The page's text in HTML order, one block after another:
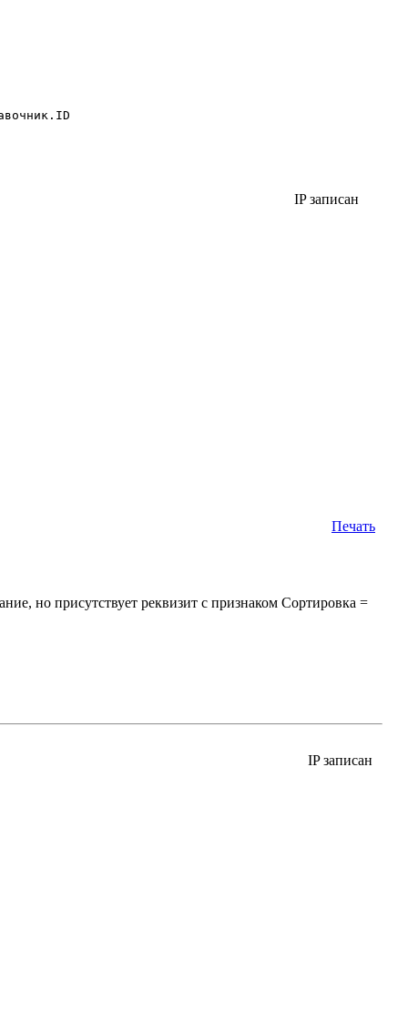
IP записан
Печать
но присутствует реквизит с признаком Сортировка =
IP записан